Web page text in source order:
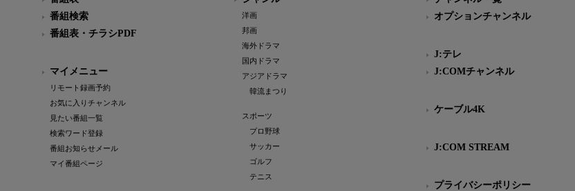
番組検索
番組表・チラシPDF
マイメニュー
リモート録画予約
お気に入りチャンネル
見たい番組一覧
検索ワード登録
番組お知らせメール
マイ番組ページ
洋画
邦画
海外ドラマ
国内ドラマ
アジアドラマ
韓流まつり
スポーツ
プロ野球
サッカー
ゴルフ
テニス
オプションチャンネル
J:テレ
J:COMチャンネル
ケーブル4K
J:COM STREAM
プライバシーポリシー